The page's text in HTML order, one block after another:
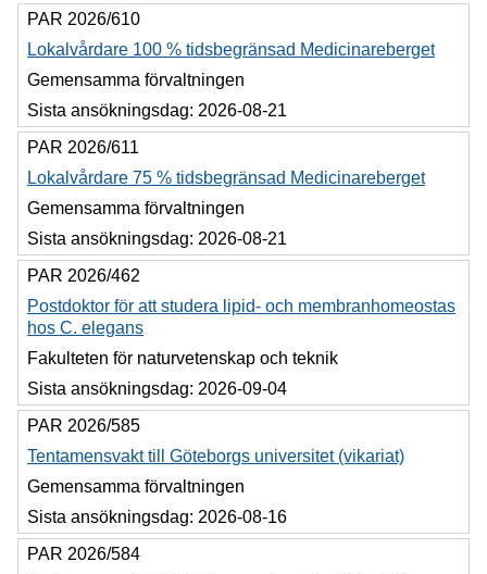
PAR 2026/610
Lokalvårdare 100 % tidsbegränsad Medicinareberget
Gemensamma förvaltningen
Sista ansökningsdag: 2026-08-21
PAR 2026/611
Lokalvårdare 75 % tidsbegränsad Medicinareberget
Gemensamma förvaltningen
Sista ansökningsdag: 2026-08-21
PAR 2026/462
Postdoktor för att studera lipid- och membranhomeostas
hos C. elegans
Fakulteten för naturvetenskap och teknik
Sista ansökningsdag: 2026-09-04
PAR 2026/585
Tentamensvakt till Göteborgs universitet (vikariat)
Gemensamma förvaltningen
Sista ansökningsdag: 2026-08-16
PAR 2026/584